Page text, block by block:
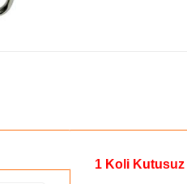
1 Koli Kutusuz